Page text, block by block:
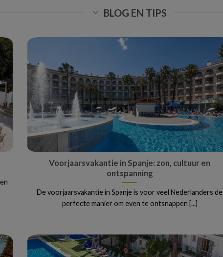
BLOG EN TIPS
Voorjaarsvakantie in Spanje: zon, cultuur en
ontspanning
De voorjaarsvakantie in Spanje is voor veel Nederlanders de
perfecte manier om even te ontsnappen [...]